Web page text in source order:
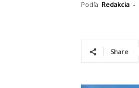
Podľa Redakcia -
Share